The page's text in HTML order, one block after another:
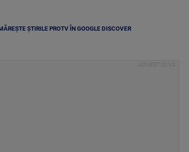
ȘTIRILE PROTV ÎN GOOGLE DISCOVER